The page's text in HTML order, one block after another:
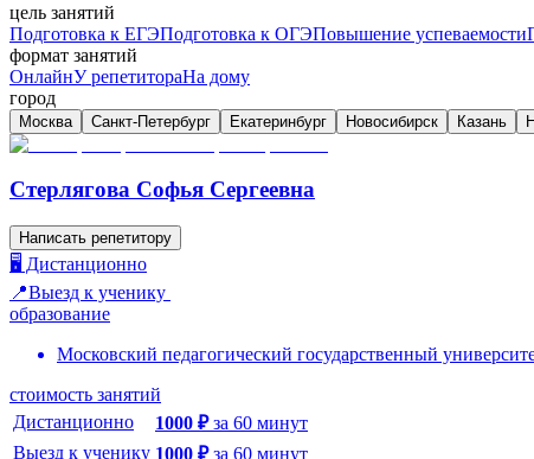
цель занятий
Подготовка к ЕГЭПодготовка к ОГЭПовышение успеваемости
формат занятий
ОнлайнУ репетитораНа дому
город
Москва Санкт-Петербург Екатеринбург Новосибирск Казань
Стерлягова Софья Сергеевна
Написать репетитору
🖥️ Дистанционно
📍Выезд к ученику
образование
Московский педагогический государственный
стоимость занятий
Дистанционно
1000 ₽ за 60 минут
Выезд к ученику 1000 ₽ за 60 минут